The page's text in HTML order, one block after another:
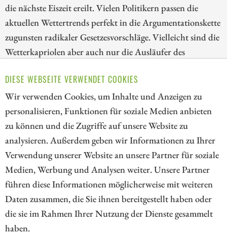
DIESE WEBSEITE VERWENDET COOKIES
Wir verwenden Cookies, um Inhalte und Anzeigen zu
personalisieren, Funktionen für soziale Medien anbieten
zu können und die Zugriffe auf unsere Website zu
analysieren. Außerdem geben wir Informationen zu Ihrer
Verwendung unserer Website an unsere Partner für soziale
Medien, Werbung und Analysen weiter. Unsere Partner
führen diese Informationen möglicherweise mit weiteren
Daten zusammen, die Sie ihnen bereitgestellt haben oder
die sie im Rahmen Ihrer Nutzung der Dienste gesammelt
haben.
die nächste Eiszeit ereilt. Vielen Politikern passen die
aktuellen Wettertrends perfekt in die Argumentationskette
zugunsten radikaler Gesetzesvorschläge. Vielleicht sind die
Wetterkapriolen aber auch nur die Ausläufer des
wechselnden Trends. Nach der Flut könnte jetzt eine Ebbe
drohen. Selektion bleibt Trumpf!
ZUM KOMMENTAR
// kapitalerhoehungen.de - © 2026 - Die Informationsplattform für
Investoren und Unternehmen rund um Kapitalerhöhung, Kapitalmarkt
und Unternehmensfinanzierung